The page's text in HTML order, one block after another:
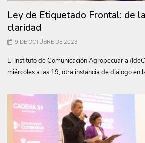
Ley de Etiquetado Frontal: de
claridad
9 DE OCTUBRE DE 2023
El Instituto de Comunicación Agropecuaria
miércoles a las 19, otra instancia de diálogo en